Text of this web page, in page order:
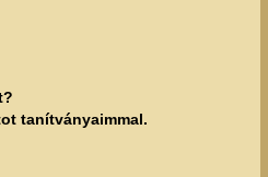
tanítványaimmal.